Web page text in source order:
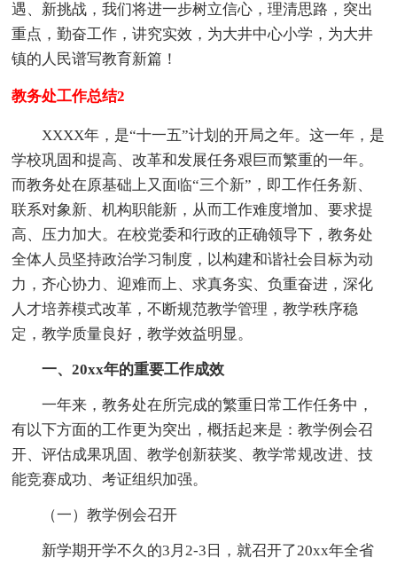
遇、新挑战，我们将进一步树立信心，理清思路，突出
重点，勤奋工作，讲究实效，为大井中心小学，为大井
镇的人民谱写教育新篇！
教务处工作总结2
XXXX年，是“十一五”计划的开局之年。这一年，是
学校巩固和提高、改革和发展任务艰巨而繁重的一年。
而教务处在原基础上又面临“三个新”，即工作任务新、
联系对象新、机构职能新，从而工作难度增加、要求提
高、压力加大。在校党委和行政的正确领导下，教务处
全体人员坚持政治学习制度，以构建和谐社会目标为动
力，齐心协力、迎难而上、求真务实、负重奋进，深化
人才培养模式改革，不断规范教学管理，教学秩序稳
定，教学质量良好，教学效益明显。
一、20xx年的重要工作成效
一年来，教务处在所完成的繁重日常工作任务中，
有以下方面的工作更为突出，概括起来是：教学例会召
开、评估成果巩固、教学创新获奖、教学常规改进、技
能竞赛成功、考证组织加强。
（一）教学例会召开
新学期开学不久的3月2-3日，就召开了20xx年全省